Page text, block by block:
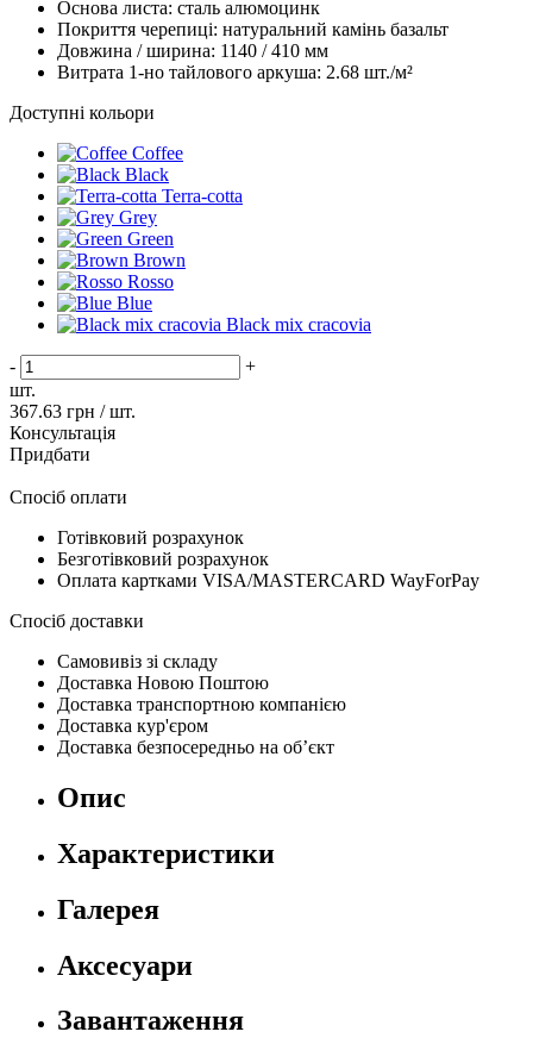
Основа листа: сталь алюмоцинк
Покриття черепиці: натуральний камінь базальт
Довжина / ширина: 1140 / 410 мм
Витрата 1-но тайлового аркуша: 2.68 шт./м²
Доступні кольори
Coffee
Black
Terra-cotta
Grey
Green
Brown
Rosso
Blue
Black mix cracovia
-
+
шт.
367.63 грн / шт.
Консультація
Придбати
Спосіб оплати
Готівковий розрахунок
Безготівковий розрахунок
Оплата картками VISA/MASTERCARD WayForPay
Спосіб доставки
Самовивіз зі складу
Доставка Новою Поштою
Доставка транспортною компанією
Доставка кур'єром
Доставка безпосередньо на об’єкт
Опис
Характеристики
Галерея
Аксесуари
Завантаження